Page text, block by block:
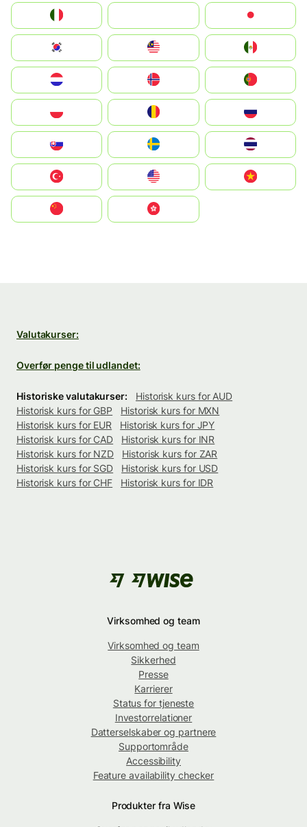
South Korea
United States
中國香港特別行政區
Valutakurser:
Overfør penge til udlandet:
Historiske valutakurser:
Historisk kurs for AUD
Historisk kurs for GBP
Historisk kurs for MXN
Historisk kurs for EUR
Historisk kurs for JPY
Historisk kurs for CAD
Historisk kurs for INR
Historisk kurs for NZD
Historisk kurs for ZAR
Historisk kurs for SGD
Historisk kurs for USD
Historisk kurs for CHF
Historisk kurs for IDR
Virksomhed og team
Virksomhed og team
Sikkerhed
Presse
Karrierer
Status for tjeneste
Investorrelationer
Datterselskaber og partnere
Supportområde
Accessibility
Feature availability checker
Produkter fra Wise